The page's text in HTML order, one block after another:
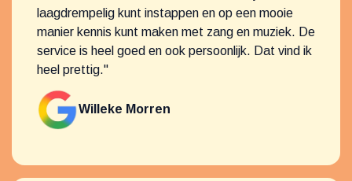
laagdrempelig kunt instappen en op een mooie
manier kennis kunt maken met zang en muziek. De
service is heel goed en ook persoonlijk. Dat vind ik
heel prettig."
Willeke Morren